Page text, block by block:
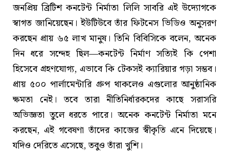
জনপ্রিয় ব্রিটিশ কনটেন্ট নির্মাতা লিলি সাবরি এই উদ্যোগকে
স্বাগত জানিয়েছেন। ইউটিউবে তাঁর ফিটনেস ভিডিও অনুসরণ
করছেন প্রায় ৬৫ লাখ মানুষ। তিনি বিবিসিকে বলেন, অনেক
দিন ধরে সন্দেহ ছিল—কনটেন্ট নির্মাণ সত্যিই কি পেশা
হিসেবে গ্রহণযোগ্য, এভাবে কি টেকসই ক্যারিয়ার গড়া সম্ভব।
প্রায় ৫০০ পার্লামেন্টারি গ্রুপ থাকলেও এগুলোর আনুষ্ঠানিক
ক্ষমতা নেই। তবে তারা নীতিনির্ধারকদের কাছে সরাসরি
অভিজ্ঞতা তুলে ধরতে পারে। অনেক কনটেন্ট নির্মাতা মনে
করছেন, এই গবেষণা তাঁদের কাজের স্বীকৃতি এনে দিয়েছে।
যদিও দেরিতে এসেছে, তবুও তাঁরা খুশি।